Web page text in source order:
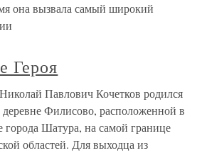
она вызвала самый широкий
Героя
Павлович Кочетков родился
Филисово, расположенной в
города Шатура, на самой границе
областей. Для выходца из